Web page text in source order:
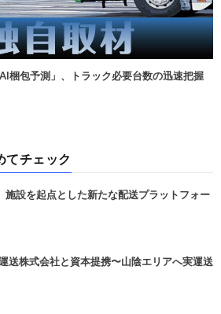
梱包予測」、トラック必要台数の迅速把握
てチェック
設を起点とした新たな配送プラットフォー
株式会社と資本提携〜山陰エリアへ実運送